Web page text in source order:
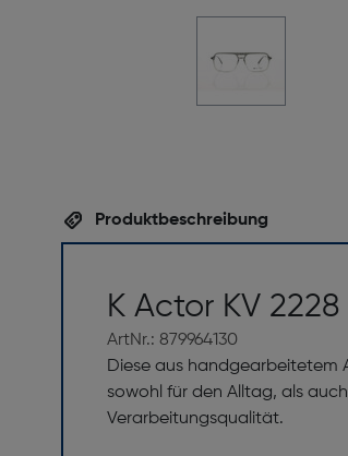
Produktbeschreibung
K Actor KV 2228
ArtNr.: 879964130
Diese aus handgearbeitetem
sowohl für den Alltag, als
Verarbeitungsqualität.